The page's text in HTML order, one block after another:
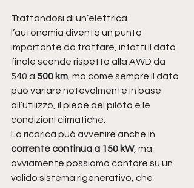
Trattandosi di un’elettrica
l’autonomia diventa un punto
importante da trattare, infatti il dato
finale scende rispetto alla AWD da
540 a 500 km, ma come sempre il dato
può variare notevolmente in base
all’utilizzo, il piede del pilota e le
condizioni climatiche.
La ricarica può avvenire anche in
corrente continua a 150 kW, ma
ovviamente possiamo contare su un
valido sistema rigenerativo, che